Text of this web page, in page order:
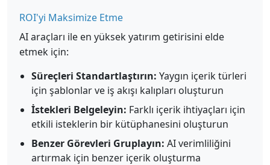
ROI'yi Maksimize Etme
AI araçları ile en yüksek yatırım getirisini elde
etmek için:
Süreçleri Standartlaştırın: Yaygın içerik türleri
için şablonlar ve iş akışı kalıpları oluşturun
İstekleri Belgeleyin: Farklı içerik ihtiyaçları için
etkili isteklerin bir kütüphanesini oluşturun
Benzer Görevleri Gruplayın: AI verimliliğini
artırmak için benzer içerik oluşturma